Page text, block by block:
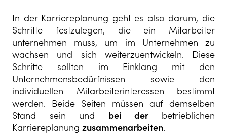
In der Karriereplanung geht es also darum, die
Schritte festzulegen, die ein Mitarbeiter
unternehmen muss, um im Unternehmen zu
wachsen und sich weiterzuentwickeln. Diese
Schritte sollten im Einklang mit den
Unternehmensbedürfnissen sowie den
individuellen Mitarbeiterinteressen bestimmt
werden. Beide Seiten müssen auf demselben
Stand sein und bei der betrieblichen
Karriereplanung zusammenarbeiten.